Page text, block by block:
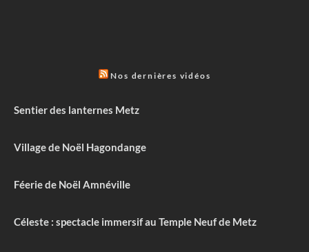
Nos dernières vidéos
Sentier des lanternes Metz
Village de Noël Hagondange
Féerie de Noël Amnéville
Céleste : spectacle immersif au Temple Neuf de Metz